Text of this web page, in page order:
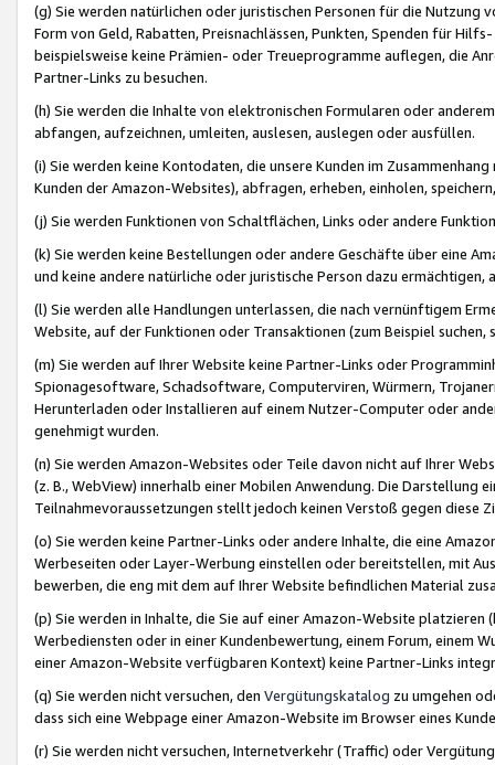
(g) Sie werden natürlichen oder juristischen Personen für die Nutzung
Form von Geld, Rabatten, Preisnachlässen, Punkten, Spenden für
beispielsweise keine Prämien- oder Treueprogramme auflegen, die
Partner-Links zu besuchen.
(h) Sie werden die Inhalte von elektronischen Formularen oder
abfangen, aufzeichnen, umleiten, auslesen, auslegen oder ausfüllen.
(i) Sie werden keine Kontodaten, die unsere Kunden im
Kunden der Amazon-Websites), abfragen, erheben, einholen,
(j) Sie werden Funktionen von Schaltflächen, Links oder andere
(k) Sie werden keine Bestellungen oder andere Geschäfte über eine
und keine andere natürliche oder juristische Person dazu
(l) Sie werden alle Handlungen unterlassen, die nach vernünftigem
Website, auf der Funktionen oder Transaktionen (zum Beispiel
(m) Sie werden auf Ihrer Website keine Partner-Links oder
Spionagesoftware, Schadsoftware, Computerviren, Würmern,
Herunterladen oder Installieren auf einem Nutzer-Computer oder
genehmigt wurden.
(n) Sie werden Amazon-Websites oder Teile davon nicht auf Ihrer
(z. B., WebView) innerhalb einer Mobilen Anwendung. Die Darstellung
Teilnahmevoraussetzungen stellt jedoch keinen Verstoß gegen diese
(o) Sie werden keine Partner-Links oder andere Inhalte, die eine
Werbeseiten oder Layer-Werbung einstellen oder bereitstellen, mit
bewerben, die eng mit dem auf Ihrer Website befindlichen Material
(p) Sie werden in Inhalte, die Sie auf einer Amazon-Website
Werbediensten oder in einer Kundenbewertung, einem Forum, einem
einer Amazon-Website verfügbaren Kontext) keine Partner-Links
(q) Sie werden nicht versuchen, den Vergütungskatalog zu umgehen
dass sich eine Webpage einer Amazon-Website im Browser eines
(r) Sie werden nicht versuchen, Internetverkehr (Traffic) oder